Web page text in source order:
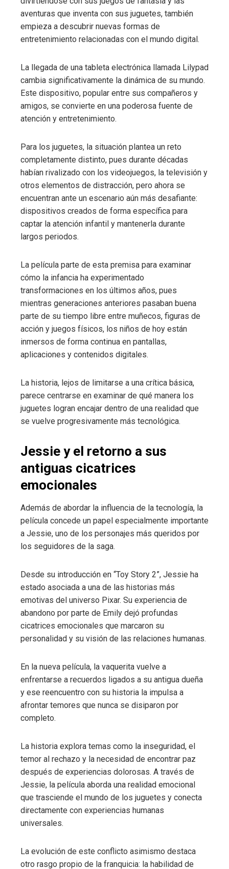
aventuras que inventa con sus juguetes, también
empieza a descubrir nuevas formas de
entretenimiento relacionadas con el mundo digital.
La llegada de una tableta electrónica llamada Lilypad
cambia significativamente la dinámica de su mundo.
Este dispositivo, popular entre sus compañeros y
amigos, se convierte en una poderosa fuente de
atención y entretenimiento.
Para los juguetes, la situación plantea un reto
completamente distinto, pues durante décadas
habían rivalizado con los videojuegos, la televisión y
otros elementos de distracción, pero ahora se
encuentran ante un escenario aún más desafiante:
dispositivos creados de forma específica para
captar la atención infantil y mantenerla durante
largos periodos.
La película parte de esta premisa para examinar
cómo la infancia ha experimentado
transformaciones en los últimos años, pues
mientras generaciones anteriores pasaban buena
parte de su tiempo libre entre muñecos, figuras de
acción y juegos físicos, los niños de hoy están
inmersos de forma continua en pantallas,
aplicaciones y contenidos digitales.
La historia, lejos de limitarse a una crítica básica,
parece centrarse en examinar de qué manera los
juguetes logran encajar dentro de una realidad que
se vuelve progresivamente más tecnológica.
Jessie y el retorno a sus
antiguas cicatrices
emocionales
Además de abordar la influencia de la tecnología, la
película concede un papel especialmente importante
a Jessie, uno de los personajes más queridos por
los seguidores de la saga.
Desde su introducción en “Toy Story 2”, Jessie ha
estado asociada a una de las historias más
emotivas del universo Pixar. Su experiencia de
abandono por parte de Emily dejó profundas
cicatrices emocionales que marcaron su
personalidad y su visión de las relaciones humanas.
En la nueva película, la vaquerita vuelve a
enfrentarse a recuerdos ligados a su antigua dueña
y ese reencuentro con su historia la impulsa a
afrontar temores que nunca se disiparon por
completo.
La historia explora temas como la inseguridad, el
temor al rechazo y la necesidad de encontrar paz
después de experiencias dolorosas. A través de
Jessie, la película aborda una realidad emocional
que trasciende el mundo de los juguetes y conecta
directamente con experiencias humanas
universales.
La evolución de este conflicto asimismo destaca
otro rasgo propio de la franquicia: la habilidad de